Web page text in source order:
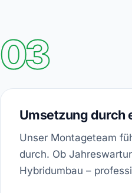
03
Umsetzung durch
Unser Montageteam
durch. Ob
Hybridumbau –